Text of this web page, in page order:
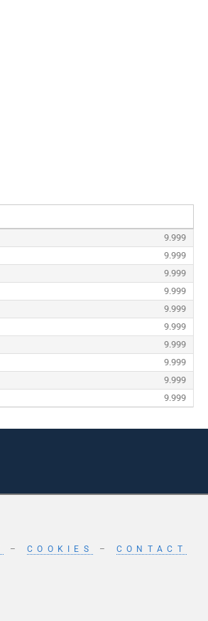
9.999
9.999
9.999
9.999
9.999
9.999
9.999
9.999
9.999
9.999
– COOKIES – CONTACT